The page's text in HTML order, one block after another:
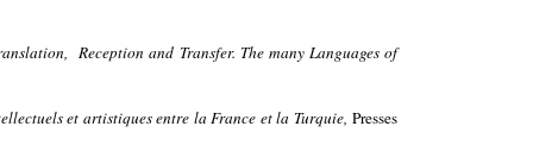
Reception and Transfer. The many Languages of
et artistiques entre la France et la Turquie, Presses